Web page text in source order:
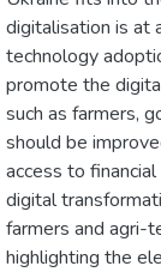
digitalisation is at
technology
promote the
such as farmers,
should be
access to
digital
farmers and agri-
highlighting the